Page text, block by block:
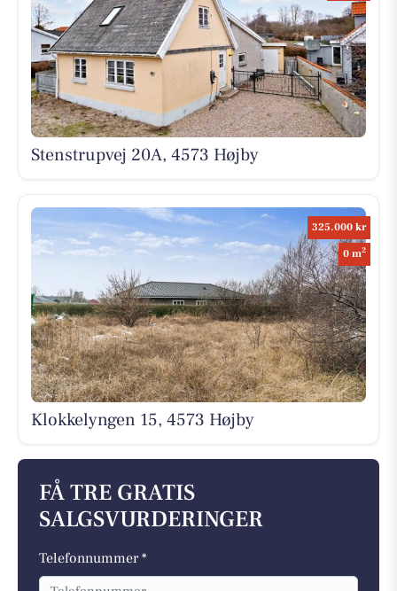
Stenstrupvej 20A, 4573 Højby
325.000 kr
0 m2
Klokkelyngen 15, 4573 Højby
FÅ TRE GRATIS
SALGSVURDERINGER
Telefonnummer *